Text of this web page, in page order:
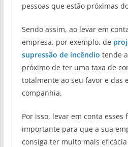
pessoas que estão próximas
Sendo assim, ao levar em
empresa, por exemplo, de
supressão de incêndio tende
próximo de ter uma taxa de
totalmente ao seu favor e das
companhia.
Por isso, levar em conta esses
importante para que a sua
consiga ter muito mais